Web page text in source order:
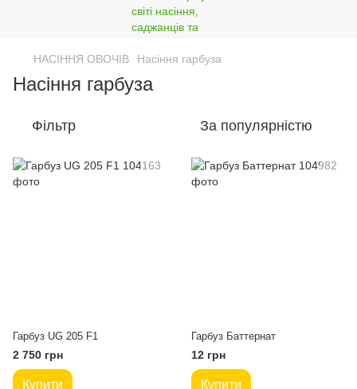
НАСІННЯ ОВОЧІВ Насіння гарбуза
Насіння гарбуза
Фільтр За популярністю
Гарбуз UG 205 F1
2 750 грн
Купити
Гарбуз Баттернат
12 грн
Купити